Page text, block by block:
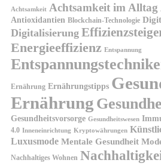
Achtsamkeit Achtsamkeit im Alltag
Antioxidantien Blockchain-Technologie
Digitalisierung
Energieeffizienz Entspannung
Ernährung Ernährungstipps
Ernährung
Gesundheitsvorsorge Gesundheitswesen
4.0 Inneneinrichtung Kryptowährungen
Luxusmode Mentale Gesundheit
Nachhaltiges Wohnen